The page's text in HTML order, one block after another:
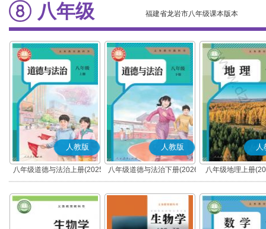
八年级 福建省龙岩市八年级课本版本
人教版
八年级道德与法治上册(2025
秋版)(部编版)
人教版
八年级道德与法治下册(2026
春版)(部编版)
人
八年级地理上册